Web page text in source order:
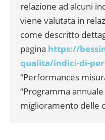
relazione ad alcuni
viene valutata in
come descritto
pagina https://
qualita/indici-di-
“Performances
“Programma
miglioramento delle